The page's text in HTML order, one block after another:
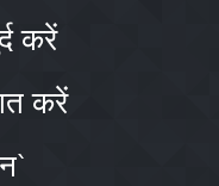
करें
करें